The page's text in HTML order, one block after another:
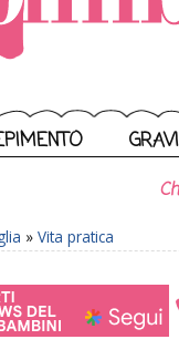
» Vita pratica